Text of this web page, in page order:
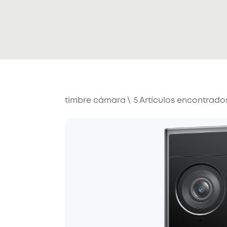
timbre cámara \ 5 Artículos